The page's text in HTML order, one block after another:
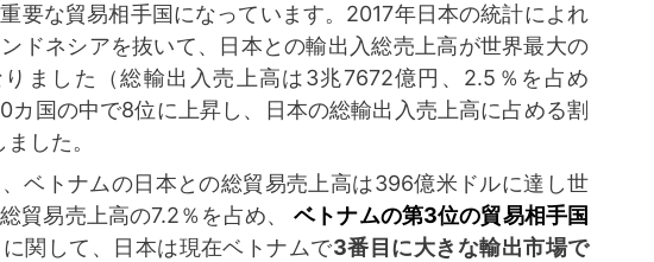
要な貿易相手国になっています。2017年日本の統計によれ
ドネシアを抜いて、日本との輸出入総売上高が世界最大の
ました（総輸出入売上高は3兆7672億円、2.5％を占め
カ国の中で8位に上昇し、日本の総輸出入売上高に占める割
した。
ベトナムの日本との総貿易売上高は396億米ドルに達し世
貿易売上高の7.2％を占め、ベトナムの第3位の貿易相手国
関して、日本は現在ベトナムで3番目に大きな輸出市場で